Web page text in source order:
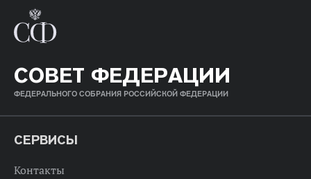
СОВЕТ ФЕДЕРАЦИИ
ФЕДЕРАЛЬНОГО СОБРАНИЯ РОССИЙСКОЙ ФЕДЕРАЦИИ
СЕРВИСЫ
Контакты